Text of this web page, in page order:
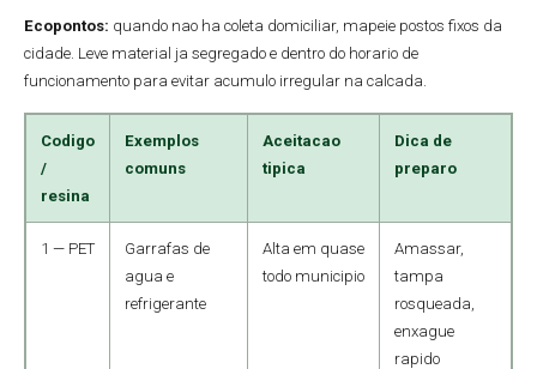
Ecopontos: quando nao ha coleta domiciliar, mapeie postos fixos da
cidade. Leve material ja segregado e dentro do horario de
funcionamento para evitar acumulo irregular na calcada.
Codigo
/
resina
Exemplos
comuns
Aceitacao
tipica
Dica de
preparo
1 — PET
Garrafas de
agua e
refrigerante
Alta em quase
todo municipio
Amassar,
tampa
rosqueada,
enxague
rapido